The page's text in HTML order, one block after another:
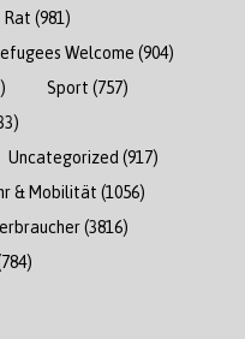
Rat (981)
Welcome (904)
Sport (757)
Uncategorized (917)
& Mobilität (1056)
(3816)